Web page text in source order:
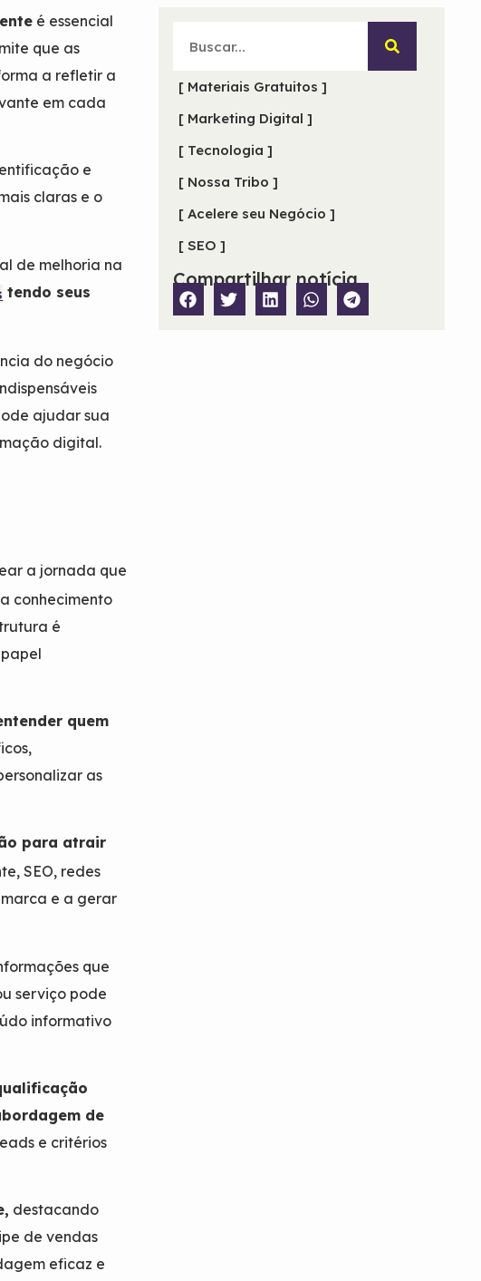
é essencial
que as
a refletir a
em cada
e
claras e o
de melhoria na
tendo seus
do negócio
ajudar sua
digital.
a jornada que
conhecimento
é
quem
as
para atrair
SEO, redes
e a gerar
que
serviço pode
informativo
de
e critérios
destacando
de vendas
eficaz e
[ Materiais Gratuitos ]
[ Marketing Digital ]
[ Tecnologia ]
[ Nossa Tribo ]
[ Acelere seu Negócio ]
[ SEO ]
Compartilhar notícia